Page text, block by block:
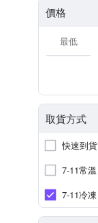
價格
取貨方式
快速到貨
7-11常溫
7-11冷凍